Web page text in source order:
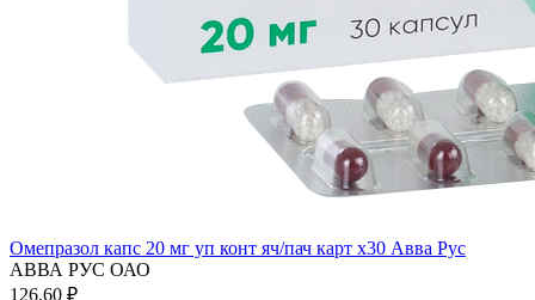
Омепразол капс 20 мг уп конт яч/пач карт x30 Авва Рус
АВВА РУС ОАО
126.60 ₽